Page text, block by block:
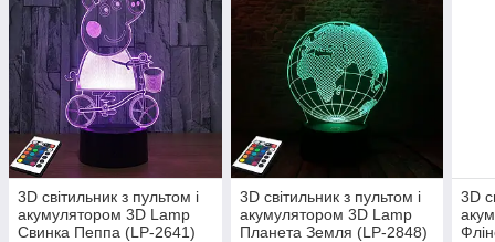
3D світильник з пультом і
акумулятором 3D Lamp
Свинка Пеппа (LP-2641)
3D світильник з пультом і
акумулятором 3D Lamp
Планета Земля (LP-2848)
3D